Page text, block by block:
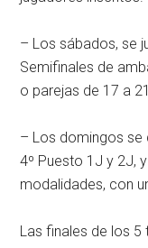
– Los sábados, se
Semifinales de
o parejas de 17 a
– Los domingos se
4º Puesto 1J y 2J,
modalidades, con
Las finales de los 5